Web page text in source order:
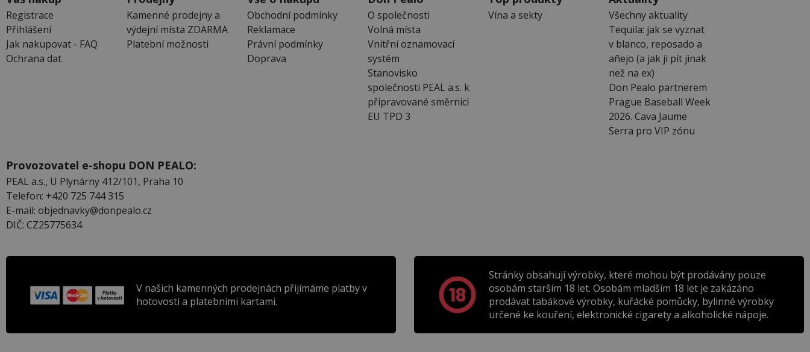
Registrace
Přihlášení
Jak nakupovat - FAQ
Ochrana dat
Kamenné prodejny a
výdejní místa ZDARMA
Platební možnosti
Obchodní podmínky
Reklamace
Právní podmínky
Doprava
O společnosti
Volná místa
Vnitřní oznamovací
systém
Stanovisko
společnosti PEAL a.s. k
připravované směrnici
EU TPD 3
Vína a sekty
Všechny aktuality
Tequila: jak se vyznat
v blanco, reposado a
añejo (a jak ji pít jinak
než na ex)
Don Pealo partnerem
Prague Baseball Week
2026. Cava Jaume
Serra pro VIP zónu
Provozovatel e-shopu DON PEALO:
PEAL a.s., U Plynárny 412/101, Praha 10
Telefon: +420 725 744 315
E-mail: objednavky@donpealo.cz
DIČ: CZ25775634
V našich kamenných prodejnách přijímáme platby v
hotovosti a platebními kartami.
Stránky obsahují výrobky, které mohou být prodávány pouze
osobám starším 18 let. Osobám mladším 18 let je zakázáno
prodávat tabákové výrobky, kuřácké pomůcky, bylinné výrobky
určené ke kouření, elektronické cigarety a alkoholické nápoje.